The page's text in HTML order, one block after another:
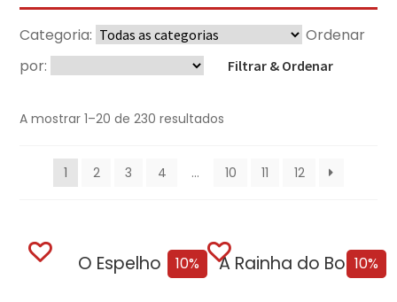
Categoria:
Ordenar
por:
Filtrar & Ordenar
A mostrar 1–20 de 230 resultados
1 2 3 4 … 10 11 12
10%
O Espelho 10%
A Rainha do BookTok